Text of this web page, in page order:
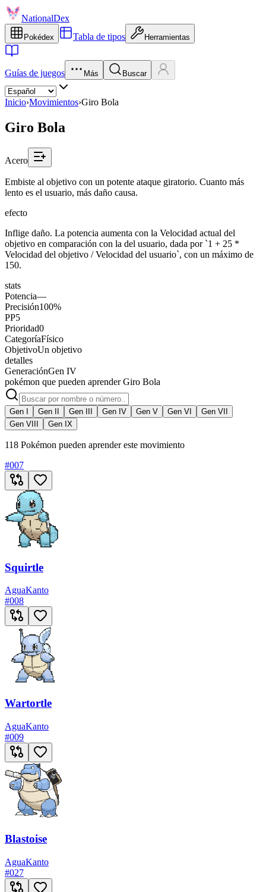
NationalDex
Pokédex Tabla de tipos Herramientas
Guías de juegos Más Buscar
Inicio›Movimientos›Giro Bola
Giro Bola
Acero
Embiste al objetivo con un potente ataque giratorio. Cuanto más
lento es el usuario, más daño causa.
efecto
Inflige daño. La potencia aumenta con la Velocidad actual del
objetivo en comparación con la del usuario, dada por `1 + 25 *
Velocidad del objetivo / Velocidad del usuario`, con un máximo de
150.
stats
Potencia—
Precisión100%
PP5
Prioridad0
CategoríaFísico
ObjetivoUn objetivo
detalles
GeneraciónGen IV
pokémon que pueden aprender Giro Bola
Gen I Gen II Gen III Gen IV Gen V Gen VI
Gen VII
Gen VIII
Gen IX
118 Pokémon pueden aprender este movimiento
#007
Squirtle
AguaKanto
#008
Wartortle
AguaKanto
#009
Blastoise
AguaKanto
#027